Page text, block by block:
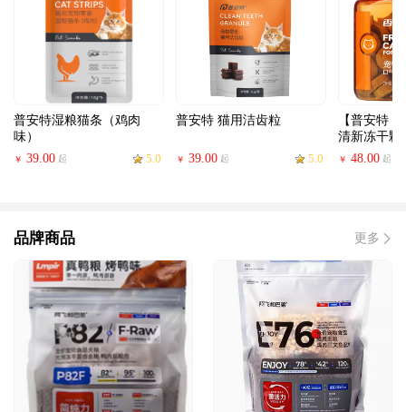
普安特湿粮猫条（鸡肉
味）
￥ 39.00 起 5.0
普安特 猫用洁齿粒
￥ 39.00 起 5.0
【普安特
清新冻干颗
￥ 48.00 起
品牌商品 更多